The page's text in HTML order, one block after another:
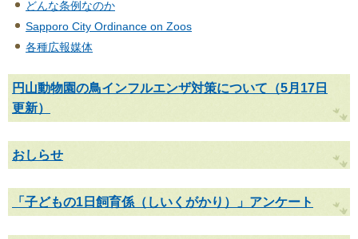
どんな条例なのか
Sapporo City Ordinance on Zoos
各種広報媒体
円山動物園の鳥インフルエンザ対策について（5月17日
更新）
おしらせ
「子どもの1日飼育係（しいくがかり）」アンケート